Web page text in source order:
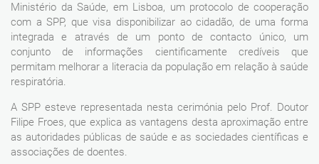
Ministério da Saúde, em Lisboa, um protocolo de cooperação
com a SPP, que visa disponibilizar ao cidadão, de uma forma
integrada e através de um ponto de contacto único, um
conjunto de informações cientificamente credíveis que
permitam melhorar a literacia da população em relação à saúde
respiratória.
A SPP esteve representada nesta cerimónia pelo Prof. Doutor
Filipe Froes, que explica as vantagens desta aproximação entre
as autoridades públicas de saúde e as sociedades científicas e
associações de doentes.